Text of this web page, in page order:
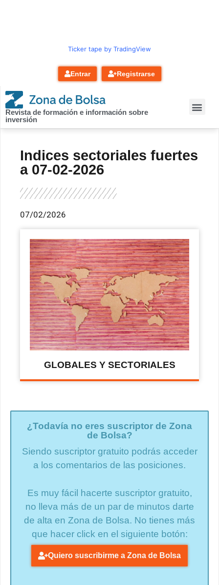
Ticker tape by TradingView
Entrar Registrarse
Revista de formación e información sobre
inversión
Indices sectoriales fuertes
a 07-02-2026
07/02/2026
GLOBALES Y SECTORIALES
¿Todavía no eres suscriptor de Zona
de Bolsa?
Siendo suscriptor gratuito podrás acceder
a los comentarios de las posiciones.
Es muy fácil hacerte suscriptor gratuito,
no lleva más de un par de minutos darte
de alta en Zona de Bolsa. No tienes más
que hacer click en el siguiente botón:
Quiero suscribirme a Zona de Bolsa